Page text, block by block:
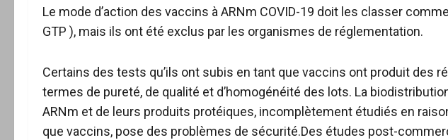
Le mode d’action des vaccins à ARNm COVID-19 doit les classer
GTP ), mais ils ont été exclus par les organismes de réglementation.
Certains des tests qu’ils ont subis en tant que vaccins ont produit des
termes de pureté, de qualité et d’homogénéité des lots. La
ARNm et de leurs produits protéiques, incomplètement étudiés en
que vaccins, pose des problèmes de sécurité.Des études post-